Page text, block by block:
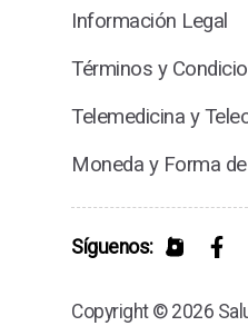
Información Legal
Términos y
Telemedicina y
Moneda y Forma
Síguenos:
Copyright © 2026